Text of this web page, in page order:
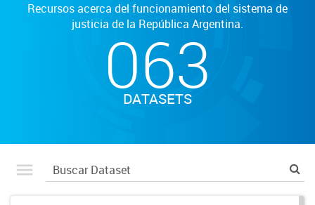
Recursos acerca del funcionamiento del sistema de
justicia de la República Argentina.
063
DATASETS